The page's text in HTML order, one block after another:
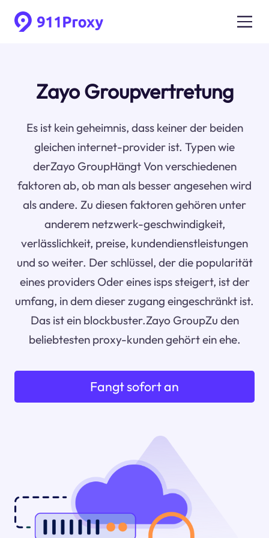
Zayo Groupvertretung
Es ist kein geheimnis, dass keiner der beiden
gleichen internet-provider ist. Typen wie
derZayo GroupHängt Von verschiedenen
faktoren ab, ob man als besser angesehen wird
als andere. Zu diesen faktoren gehören unter
anderem netzwerk-geschwindigkeit,
verlässlichkeit, preise, kundendienstleistungen
und so weiter. Der schlüssel, der die popularität
eines providers Oder eines isps steigert, ist der
umfang, in dem dieser zugang eingeschränkt ist.
Das ist ein blockbuster.Zayo GroupZu den
beliebtesten proxy-kunden gehört ein ehe.
Fangt sofort an